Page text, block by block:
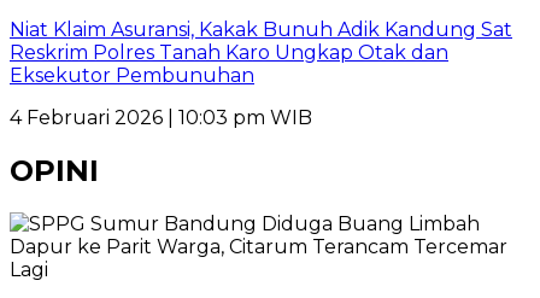
Niat Klaim Asuransi, Kakak Bunuh Adik Kandung Sat
Reskrim Polres Tanah Karo Ungkap Otak dan
Eksekutor Pembunuhan
4 Februari 2026 | 10:03 pm WIB
OPINI